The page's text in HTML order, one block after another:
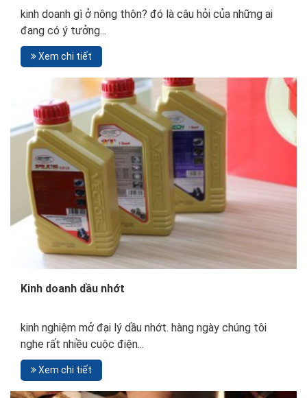
kinh doanh gì ở nông thôn? đó là câu hỏi của những ai
đang có ý tưởng...
Xem chi tiết
Kinh doanh dầu nhớt
kinh nghiệm mở đại lý dầu nhớt. hàng ngày chúng tôi
nghe rất nhiều cuộc điện...
Xem chi tiết